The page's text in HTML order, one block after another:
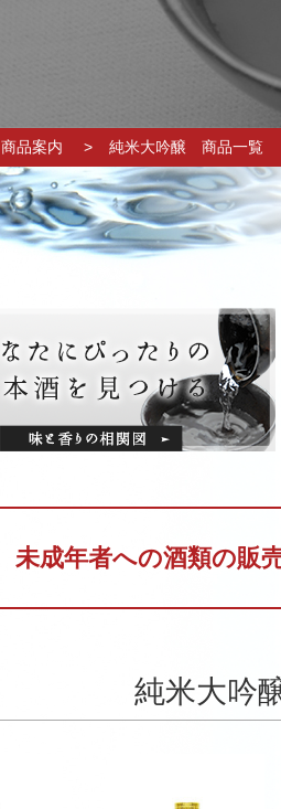
商品案内 純米大吟醸 商品一覧
未成年者への酒類の販
純米大吟